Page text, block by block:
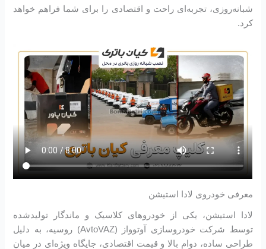
شبانه‌روزی، تجربه‌ای راحت و اقتصادی را برای شما فراهم خواهد
کرد.
معرفی خودروی لادا استیشن
لادا استیشن، یکی از خودروهای کلاسیک و ماندگار تولیدشده
توسط شرکت خودروسازی آوتوواز (AvtoVAZ) روسیه، به دلیل
طراحی ساده، دوام بالا و قیمت اقتصادی، جایگاه ویژه‌ای در میان